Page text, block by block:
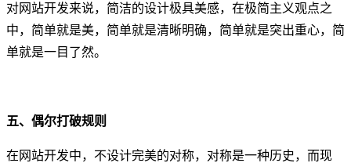
对网站开发来说，简洁的设计极具美感，在极简主义观点之
中，简单就是美，简单就是清晰明确，简单就是突出重心，简
单就是一目了然。
五、偶尔打破规则
在网站开发中，不设计完美的对称，对称是一种历史，而现